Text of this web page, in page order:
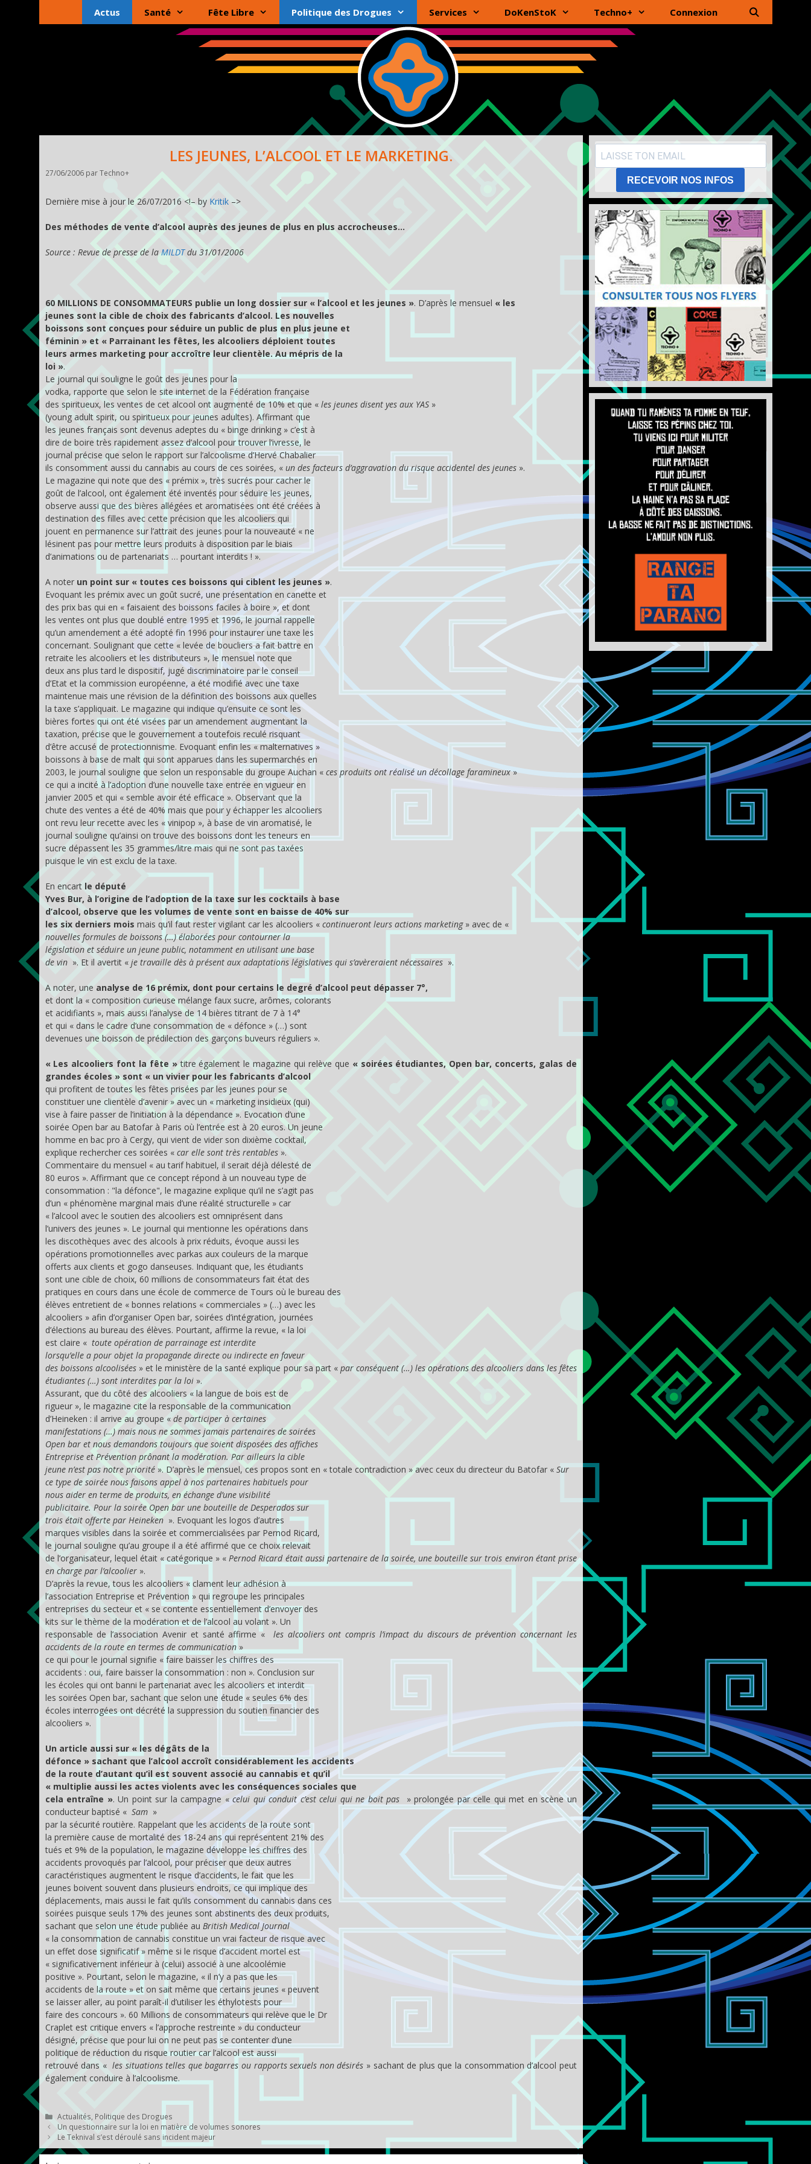
Actus Santé Fête Libre Politique des Drogues Services DoKenStoK Techno+ Connexion
LES JEUNES, L’ALCOOL ET LE MARKETING.
27/06/2006 parTechno+
Dernière mise à jour le 26/07/2016 <!– by Kritik–>
Des méthodes de vente d’alcool auprès des jeunes de plus en plus accrocheuses…
Source : Revue de presse de laMILDTdu 31/01/2006
60 MILLIONS DE CONSOMMATEURS publie un long dossier sur « l’alcool et les jeunes ». D’après le mensuel « les
jeunes sont la cible de choix des fabricants d’alcool. Les nouvelles
boissons sont conçues pour séduire un public de plus en plus jeune et
féminin » et « Parrainant les fêtes, les alcooliers déploient toutes
leurs armes marketing pour accroître leur clientèle. Au mépris de la
loi ».
Le journal qui souligne le goût des jeunes pour la
vodka, rapporte que selon le site internet de la Fédération française
des spiritueux, les ventes de cet alcool ont augmenté de 10% et que « les jeunes disent yes aux YAS»
(young adult spirit, ou spiritueux pour jeunes adultes). Affirmant que
les jeunes français sont devenus adeptes du « binge drinking » c’est à
dire de boire très rapidement assez d’alcool pour trouver l’ivresse, le
journal précise que selon le rapport sur l’alcoolisme d’Hervé Chabalier
ils consomment aussi du cannabis au cours de ces soirées, « un des facteurs d’aggravation du risque accidentel des jeunes».
Le magazine qui note que des « prémix », très sucrés pour cacher le
goût de l’alcool, ont également été inventés pour séduire les jeunes,
observe aussi que des bières allégées et aromatisées ont été créées à
destination des filles avec cette précision que les alcooliers qui
jouent en permanence sur l’attrait des jeunes pour la nouveauté « ne
lésinent pas pour mettre leurs produits à disposition par le biais
d’animations ou de partenariats … pourtant interdits ! ».
A noter un point sur « toutes ces boissons qui ciblent les jeunes ».
Evoquant les prémix avec un goût sucré, une présentation en canette et
des prix bas qui en « faisaient des boissons faciles à boire », et dont
les ventes ont plus que doublé entre 1995 et 1996, le journal rappelle
qu’un amendement a été adopté fin 1996 pour instaurer une taxe les
concernant. Soulignant que cette « levée de boucliers a fait battre en
retraite les alcooliers et les distributeurs », le mensuel note que
deux ans plus tard le dispositif, jugé discriminatoire par le conseil
d’Etat et la commission européenne, a été modifié avec une taxe
maintenue mais une révision de la définition des boissons aux quelles
la taxe s’appliquait. Le magazine qui indique qu’ensuite ce sont les
bières fortes qui ont été visées par un amendement augmentant la
taxation, précise que le gouvernement a toutefois reculé risquant
d’être accusé de protectionnisme. Evoquant enfin les « malternatives »
boissons à base de malt qui sont apparues dans les supermarchés en
2003, le journal souligne que selon un responsable du groupe Auchan « ces produits ont réalisé un décollage faramineux»
ce qui a incité à l’adoption d’une nouvelle taxe entrée en vigueur en
janvier 2005 et qui « semble avoir été efficace ». Observant que la
chute des ventes a été de 40% mais que pour y échapper les alcooliers
ont revu leur recette avec les « vinipop », à base de vin aromatisé, le
journal souligne qu’ainsi on trouve des boissons dont les teneurs en
sucre dépassent les 35 grammes/litre mais qui ne sont pas taxées
puisque le vin est exclu de la taxe.
En encart le député
Yves Bur, à l’origine de l’adoption de la taxe sur les cocktails à base
d’alcool, observe que les volumes de vente sont en baisse de 40% sur
les six derniers mois mais qu’il faut rester vigilant car les alcooliers « continueront leurs actions marketing» avec de «
nouvelles formules de boissons (…) élaborées pour contourner la
législation et séduire un jeune public, notamment en utilisant une base
de vin ». Et il avertit « je travaille dès à présent aux adaptations législatives qui s’avèreraient nécessaires».
A noter, une analyse de 16 prémix, dont pour certains le degré d’alcool peut dépasser 7°,
et dont la « composition curieuse mélange faux sucre, arômes, colorants
et acidifiants », mais aussi l’analyse de 14 bières titrant de 7 à 14°
et qui « dans le cadre d’une consommation de « défonce » (…) sont
devenues une boisson de prédilection des garçons buveurs réguliers ».
« Les alcooliers font la fête »titre également le magazine qui relève que « soirées étudiantes, Open bar, concerts, galas de
grandes écoles » sont « un vivier pour les fabricants d’alcool
qui profitent de toutes les fêtes prisées par les jeunes pour se
constituer une clientèle d’avenir » avec un « marketing insidieux (qui)
vise à faire passer de l’initiation à la dépendance ». Evocation d’une
soirée Open bar au Batofar à Paris où l’entrée est à 20 euros. Un jeune
homme en bac pro à Cergy, qui vient de vider son dixième cocktail,
explique rechercher ces soirées « car elle sont très rentables».
Commentaire du mensuel « au tarif habituel, il serait déjà délesté de
80 euros ». Affirmant que ce concept répond à un nouveau type de
consommation : "la défonce", le magazine explique qu’il ne s’agit pas
d’un « phénomène marginal mais d’une réalité structurelle » car
« l’alcool avec le soutien des alcooliers est omniprésent dans
l’univers des jeunes ». Le journal qui mentionne les opérations dans
les discothèques avec des alcools à prix réduits, évoque aussi les
opérations promotionnelles avec parkas aux couleurs de la marque
offerts aux clients et gogo danseuses. Indiquant que, les étudiants
sont une cible de choix, 60 millions de consommateurs fait état des
pratiques en cours dans une école de commerce de Tours où le bureau des
élèves entretient de « bonnes relations « commerciales » (…) avec les
alcooliers » afin d’organiser Open bar, soirées d’intégration, journées
d’élections au bureau des élèves. Pourtant, affirme la revue, « la loi
est claire « toute opération de parrainage est interdite
lorsqu’elle a pour objet la propagande directe ou indirecte en faveur
des boissons alcoolisées» et le ministère de la santé explique pour sa part « par conséquent (…) les opérations des alcooliers dans les fêtes
étudiantes (…) sont interdites par la loi».
Assurant, que du côté des alcooliers « la langue de bois est de
rigueur », le magazine cite la responsable de la communication
d’Heineken : il arrive au groupe « de participer à certaines
manifestations (…) mais nous ne sommes jamais partenaires de soirées
Open bar et nous demandons toujours que soient disposées des affiches
Entreprise et Prévention prônant la modération. Par ailleurs la cible
jeune n’est pas notre priorité». D’après le mensuel, ces propos sont en « totale contradiction » avec ceux du directeur du Batofar « Sur
ce type de soirée nous faisons appel à nos partenaires habituels pour
nous aider en terme de produits, en échange d’une visibilité
publicitaire. Pour la soirée Open bar une bouteille de Desperados sur
trois était offerte par Heineken ». Evoquant les logos d’autres
marques visibles dans la soirée et commercialisées par Pernod Ricard,
le journal souligne qu’au groupe il a été affirmé que ce choix relevait
de l’organisateur, lequel était « catégorique » «Pernod Ricard était aussi partenaire de la soirée, une bouteille sur trois environ étant prise
en charge par l’alcoolier».
D’après la revue, tous les alcooliers « clament leur adhésion à
l’association Entreprise et Prévention » qui regroupe les principales
entreprises du secteur et « se contente essentiellement d’envoyer des
kits sur le thème de la modération et de l’alcool au volant ». Un
responsable de l’association Avenir et santé affirme «
les alcooliers ont compris l’impact du discours de prévention concernant les
accidents de la route en termes de communication»
ce qui pour le journal signifie « faire baisser les chiffres des
accidents : oui, faire baisser la consommation : non ». Conclusion sur
les écoles qui ont banni le partenariat avec les alcooliers et interdit
les soirées Open bar, sachant que selon une étude « seules 6% des
écoles interrogées ont décrété la suppression du soutien financier des
alcooliers ».
Un article aussi sur « les dégâts de la
défonce » sachant que l’alcool accroît considérablement les accidents
de la route d’autant qu’il est souvent associé au cannabis et qu’il
« multiplie aussi les actes violents avec les conséquences sociales que
cela entraîne ». Un point sur la campagne «celui qui conduit c’est celui qui ne boit pas
» prolongée par celle qui met en scène un
conducteur baptisé « Sam »
par la sécurité routière. Rappelant que les accidents de la route sont
la première cause de mortalité des 18-24 ans qui représentent 21% des
tués et 9% de la population, le magazine développe les chiffres des
accidents provoqués par l’alcool, pour préciser que deux autres
caractéristiques augmentent le risque d’accidents, le fait que les
jeunes boivent souvent dans plusieurs endroits, ce qui implique des
déplacements, mais aussi le fait qu’ils consomment du cannabis dans ces
soirées puisque seuls 17% des jeunes sont abstinents des deux produits,
sachant que selon une étude publiée au British Medical Journal
« la consommation de cannabis constitue un vrai facteur de risque avec
un effet dose significatif » même si le risque d’accident mortel est
« significativement inférieur à (celui) associé à une alcoolémie
positive ». Pourtant, selon le magazine, « il n’y a pas que les
accidents de la route » et on sait même que certains jeunes « peuvent
se laisser aller, au point paraît-il d’utiliser les éthylotests pour
faire des concours ». 60 Millions de consommateurs qui relève que le Dr
Craplet est critique envers « l’approche restreinte » du conducteur
désigné, précise que pour lui on ne peut pas se contenter d’une
politique de réduction du risque routier car l’alcool est aussi
retrouvé dans « les situations telles que bagarres ou rapports sexuels non désirés » sachant de plus que la consommation d’alcool peut
également conduire à l’alcoolisme.
Catégories
Actualités Politique des Drogues
Un questionnaire sur la loi en matière de volumes sonores
Le Teknival s’est déroulé sans incident majeur
RECEVOIR NOS INFOS